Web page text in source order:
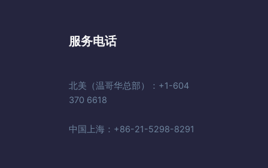
服务电话
北美（温哥华总部）：+1-604
370 6618
中国上海：+86-21-5298-8291